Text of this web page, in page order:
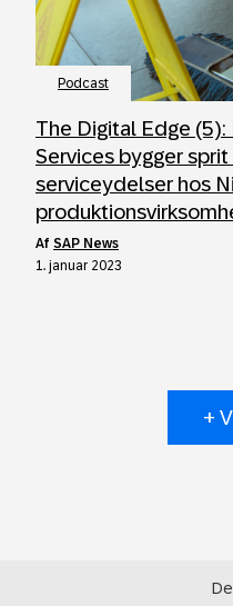
Podcast
The Digital Edge (5):
Services bygger
serviceydelser hos
af SAP News
1. januar 2023
+